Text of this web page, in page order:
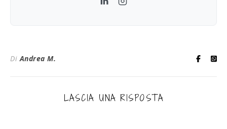
LinkedInInstagram
DiAndrea M.
LASCIA UNA RISPOSTA